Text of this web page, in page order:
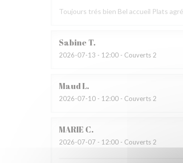
Toujours trés bien Bel accueil Plats
Sabine T
2026-07-13 - 12:00 - Couverts 2
MaudL
2026-07-10 - 12:00 - Couverts 2
MARIE C
2026-07-07 - 12:00 - Couverts 2